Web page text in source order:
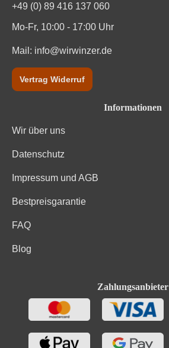
+49 (0) 89 416 137 060
Mo-Fr, 10:00 - 17:00 Uhr
Mail: info@wirwinzer.de
Vertrag Widerruf
Informationen
Wir über uns
Datenschutz
Impressum und AGB
Bestpreisgarantie
FAQ
Blog
Zahlungsanbieter